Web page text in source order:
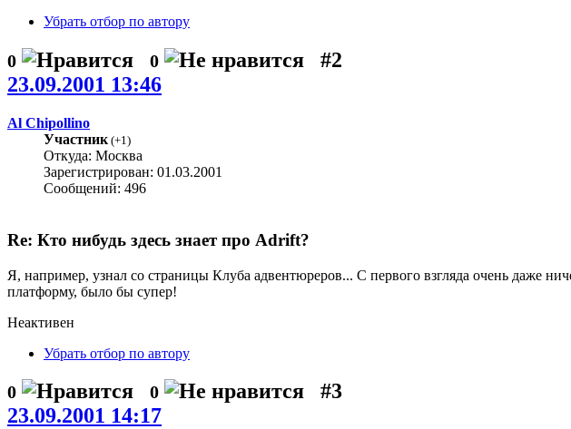
Убрать отбор по автору
0 0
#2
23.09.2001 13:46
Al Chipollino
Участник(+1)
Откуда: Москва
Зарегистрирован: 01.03.2001
Сообщений: 496
Re: Кто нибудь здесь знает про Adrift?
Я, например, узнал со страницы Клуба адвентюреров... С первого взгляда очень даже
платформу, было бы супер!
Неактивен
Убрать отбор по автору
0 0
#3
23.09.2001 14:17